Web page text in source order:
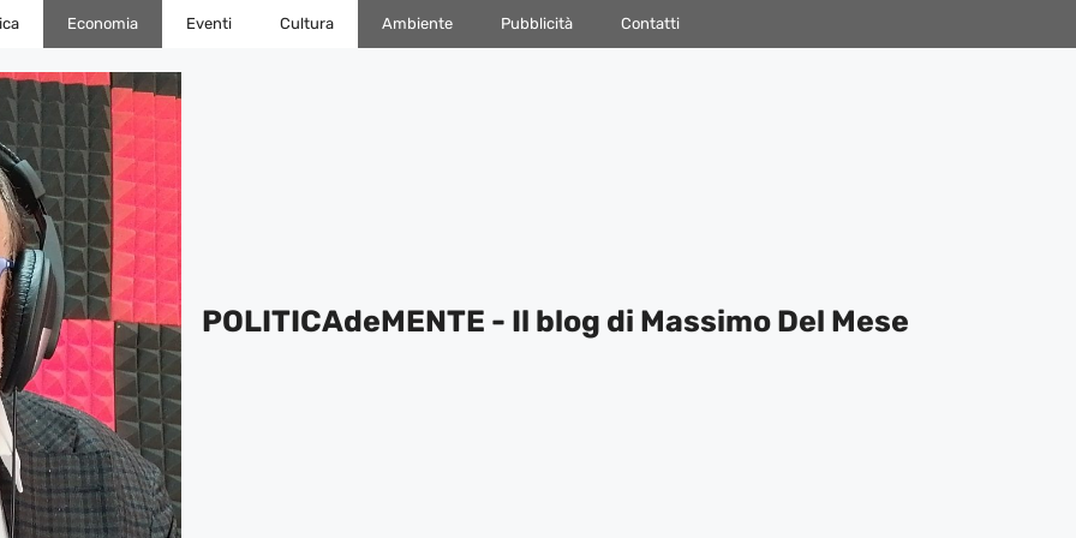
Economia Eventi Cultura Ambiente Pubblicità Contatti
POLITICAdeMENTE - Il blog di Massimo Del Mese